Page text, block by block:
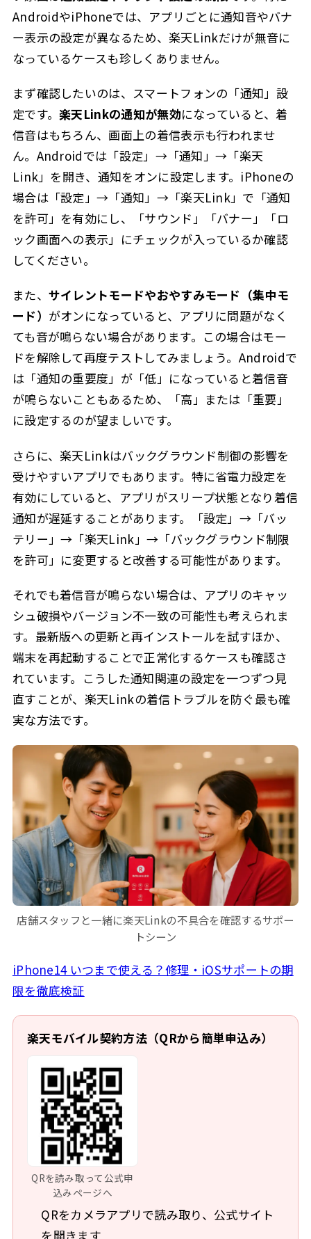
AndroidやiPhoneでは、アプリごとに通知音やバナ
ー表示の設定が異なるため、楽天Linkだけが無音に
なっているケースも珍しくありません。
まず確認したいのは、スマートフォンの「通知」設
定です。楽天Linkの通知が無効になっていると、着
信音はもちろん、画面上の着信表示も行われませ
ん。Androidでは「設定」→「通知」→「楽天
Link」を開き、通知をオンに設定します。iPhoneの
場合は「設定」→「通知」→「楽天Link」で「通知
を許可」を有効にし、「サウンド」「バナー」「ロ
ック画面への表示」にチェックが入っているか確認
してください。
また、 サイレントモードやおやすみモード（集中モ
ード） がオンになっていると、アプリに問題がなく
ても音が鳴らない場合があります。この場合はモー
ドを解除して再度テストしてみましょう。Androidで
は「通知の重要度」が「低」になっていると着信音
が鳴らないこともあるため、「高」または「重要」
に設定するのが望ましいです。
さらに、楽天Linkはバックグラウンド制御の影響を
受けやすいアプリでもあります。特に省電力設定を
有効にしていると、アプリがスリープ状態となり着信
通知が遅延することがあります。「設定」→「バッ
テリー」→「楽天Link」→「バックグラウンド制限
を許可」に変更すると改善する可能性があります。
それでも着信音が鳴らない場合は、アプリのキャッ
シュ破損やバージョン不一致の可能性も考えられま
す。最新版への更新と再インストールを試すほか、
端末を再起動することで正常化するケースも確認さ
れています。こうした通知関連の設定を一つずつ見
直すことが、楽天Linkの着信トラブルを防ぐ最も確
実な方法です。
店舗スタッフと一緒に楽天Linkの不具合を確認するサポー
トシーン
iPhone14 いつまで使える？修理・iOSサポートの期
限を徹底検証
楽天モバイル契約方法（QRから簡単申込み）
QRを読み取って公式申
込みページへ
QRをカメラアプリで読み取り、公式サイト
を開きます